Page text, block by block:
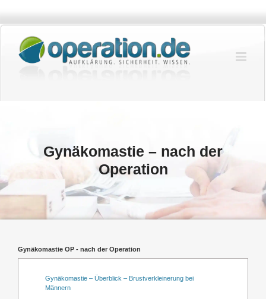
springen
Gynäkomastie – nach der
Operation
Gynäkomastie OP - nach der Operation
Gynäkomastie – Überblick – Brustverkleinerung bei
Männern